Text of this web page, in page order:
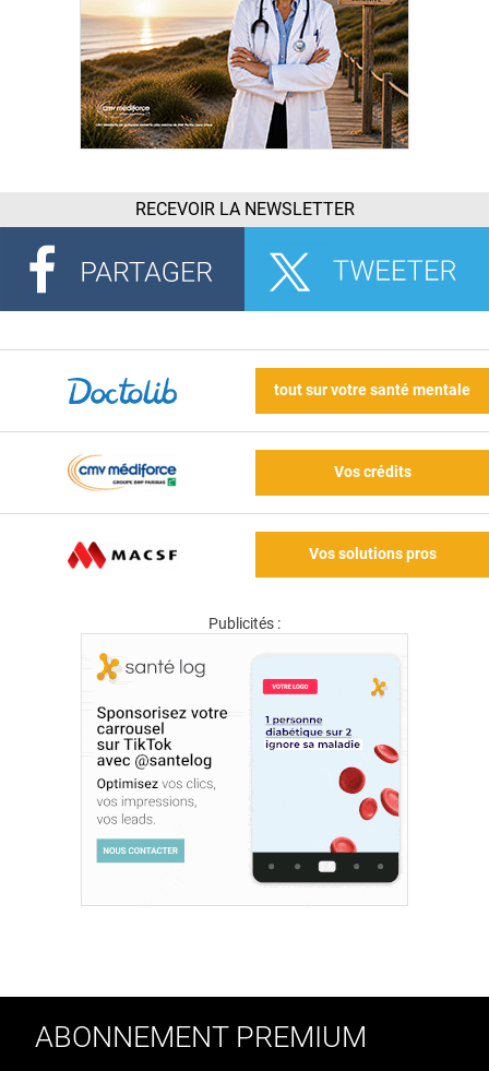
RECEVOIR LA NEWSLETTER
tout sur votre santé mentale
Vos crédits
Vos solutions pros
Publicités :
ABONNEMENT PREMIUM